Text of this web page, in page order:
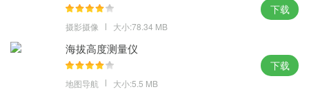
摄影摄像 大小:78.34 MB
下载
海拔高度测量仪
地图导航 大小:5.5 MB
下载